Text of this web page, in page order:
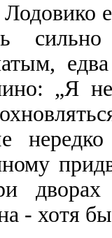
сильно
„Я
- хотя